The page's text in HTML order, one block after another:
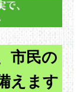
市民の
えます